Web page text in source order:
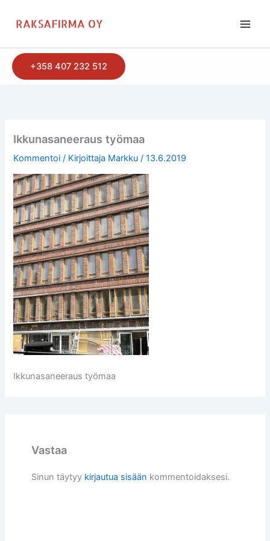
sisältöön
+358 407 232 512
Ikkunasaneeraus työmaa
Kommentoi / Kirjoittaja Markku/13.6.2019
Ikkunasaneeraus työmaa
Vastaa
Sinun täytyy kirjautua sisään kommentoidaksesi.